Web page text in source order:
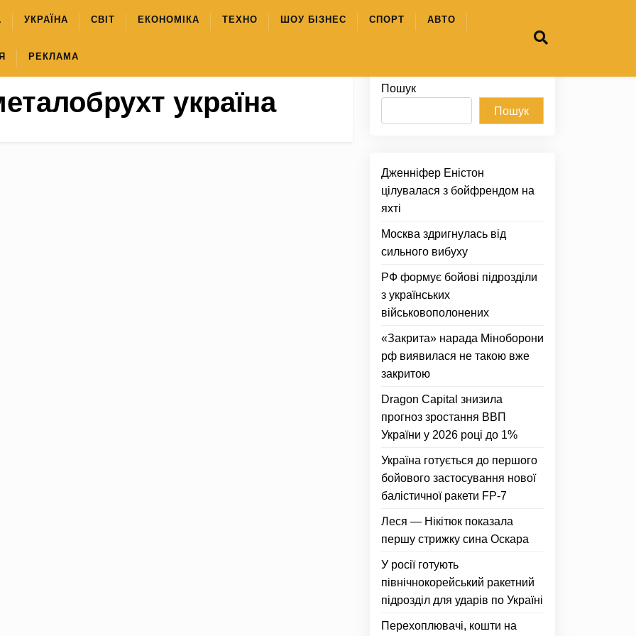
УКРАЇНА СВІТ ЕКОНОМІКА ТЕХНО ШОУ БІЗНЕС СПОРТ АВТО
РЕКЛАМА
україна
Пошук
Пошук
Дженніфер Еністон
цілувалася з бойфрендом на
яхті
Москва здригнулась від
сильного вибуху
РФ формує бойові підрозділи
з українських
військовополонених
«Закрита» нарада Міноборони
рф виявилася не такою вже
закритою
Dragon Capital знизила
прогноз зростання ВВП
України у 2026 році до 1%
Україна готується до першого
бойового застосування нової
балістичної ракети FP-7
Леся — Нікітюк показала
першу стрижку сина Оскара
У росії готують
північнокорейський ракетний
підрозділ для ударів по Україні
Перехоплювачі, кошти на